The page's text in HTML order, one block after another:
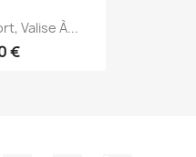
Valise À...
€